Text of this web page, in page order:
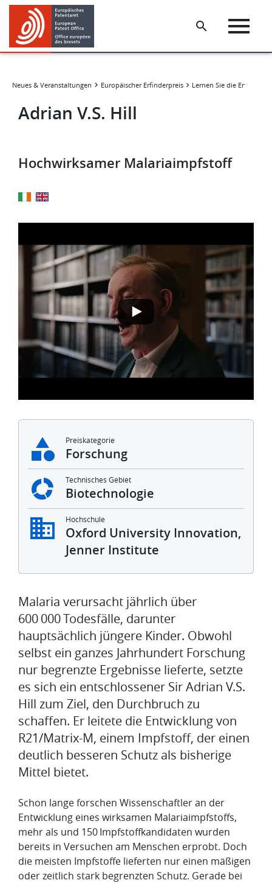
Skip
main
content
Skip
footer
Neues & Veranstaltungen Europäischer Erfinderpreis
Adrian V.S. Hill
Hochwirksamer Malariaimpfstoff
Preiskategorie
Forschung
Technisches Gebiet
Biotechnologie
Hochschule
Oxford University Innovation,
Jenner Institute
Malaria verursacht jährlich über
600 000 Todesfälle, darunter
hauptsächlich jüngere Kinder. Obwohl
selbst ein ganzes Jahrhundert Forschung
nur begrenzte Ergebnisse lieferte, setzte
es sich ein entschlossener Sir Adrian V.S.
Hill zum Ziel, den Durchbruch zu
schaffen. Er leitete die Entwicklung von
R21/Matrix-M, einem Impfstoff, der einen
deutlich besseren Schutz als bisherige
Mittel bietet.
Schon lange forschen Wissenschaftler an der
Entwicklung eines wirksamen Malariaimpfstoffs,
mehr als und 150 Impfstoffkandidaten wurden
bereits in Versuchen am Menschen erprobt. Doch
die meisten Impfstoffe lieferten nur einen mäßigen
oder zeitlich stark begrenzten Schutz. Gerade bei